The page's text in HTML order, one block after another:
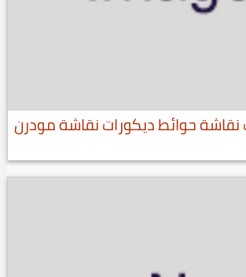
حوائط ديكورات نقاشة مودرن